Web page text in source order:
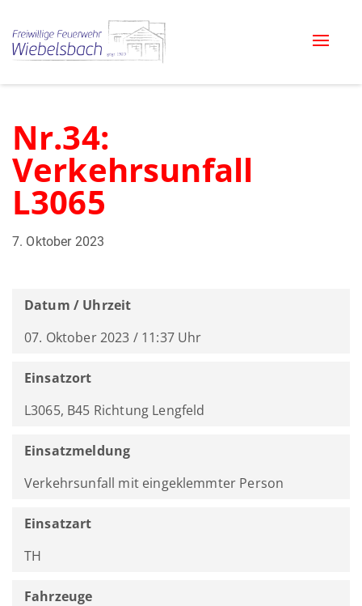
Toggle
Nr.34:
Verkehrsunfall
L3065
7. Oktober 2023
Datum / Uhrzeit
07. Oktober 2023 / 11:37 Uhr
Einsatzort
L3065, B45 Richtung Lengfeld
Einsatzmeldung
Verkehrsunfall mit eingeklemmter Person
Einsatzart
TH
Fahrzeuge